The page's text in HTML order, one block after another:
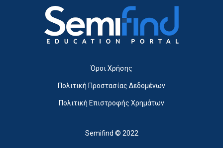
Όροι Χρήσης
Πολιτική Προστασίας Δεδομένων
Πολιτική Επιστροφής Χρημάτων
Semifind © 2022